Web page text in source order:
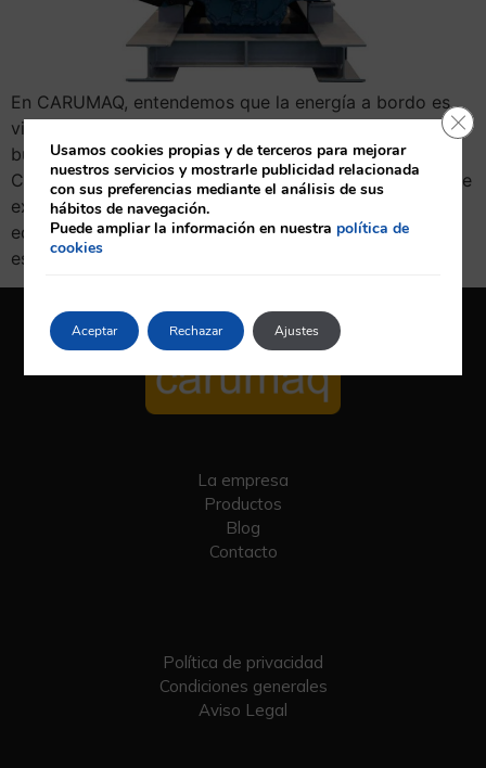
En CARUMAQ, entendemos que la energía a bordo es
vital para el éxito de cualquier travesía. Si estás
buscando comprar grupos electrógenos marinos en
Canarias, estás en el lugar adecuado. A continuación, te
explicamos todo lo que necesitas saber sobre estos
equipos esenciales y cómo pueden beneficiarte. ¿Qué
es un grupo electrógeno marino? Un grupo […]
La empresa
Productos
Blog
Contacto
Política de privacidad
Condiciones generales
Aviso Legal
Usamos cookies propias y de terceros para mejorar
nuestros servicios y mostrarle publicidad relacionada
con sus preferencias mediante el análisis de sus
hábitos de navegación.
Puede ampliar la información en nuestra política de
cookies
Aceptar Rechazar Ajustes